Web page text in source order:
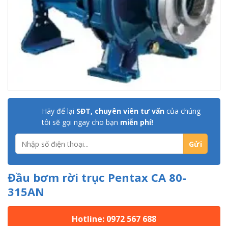
Hãy để lại SĐT, chuyên viên tư vấn của chúng
tôi sẽ gọi ngay cho bạn miễn phí!
Đầu bơm rời trục Pentax CA 80-
315AN
Hotline: 0972 567 688